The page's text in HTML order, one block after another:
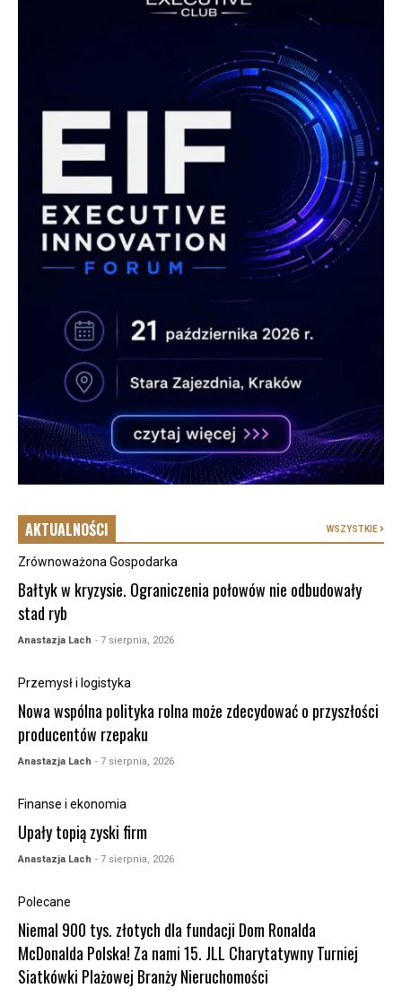
AKTUALNOŚCI WSZYSTKIE
Zrównoważona Gospodarka
Bałtyk w kryzysie. Ograniczenia połowów nie odbudowały
stad ryb
Anastazja Lach - 7 sierpnia, 2026
Przemysł i logistyka
Nowa wspólna polityka rolna może zdecydować o przyszłości
producentów rzepaku
Anastazja Lach - 7 sierpnia, 2026
Finanse i ekonomia
Upały topią zyski firm
Anastazja Lach - 7 sierpnia, 2026
Polecane
Niemal 900 tys. złotych dla fundacji Dom Ronalda
McDonalda Polska! Za nami 15. JLL Charytatywny Turniej
Siatkówki Plażowej Branży Nieruchomości